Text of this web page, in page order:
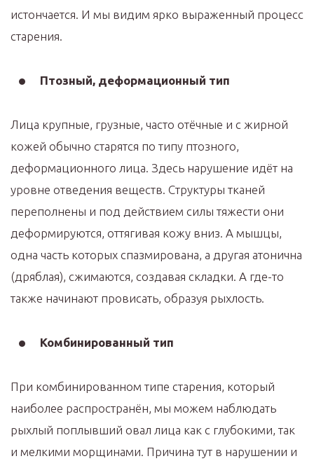
истончается. И мы видим ярко выраженный процесс
старения. ⠀
Птозный, деформационный тип
Лица крупные, грузные, часто отёчные и с жирной
кожей обычно старятся по типу птозного,
деформационного лица. Здесь нарушение идёт на
уровне отведения веществ. Структуры тканей
переполнены и под действием силы тяжести они
деформируются, оттягивая кожу вниз. А мышцы,
одна часть которых спазмирована, а другая атонична
(дряблая), сжимаются, создавая складки. А где-то
также начинают провисать, образуя рыхлость. ⠀
Комбинированный тип
При комбинированном типе старения, который
наиболее распространён, мы можем наблюдать
рыхлый поплывший овал лица как с глубокими, так
и мелкими морщинами. Причина тут в нарушении и